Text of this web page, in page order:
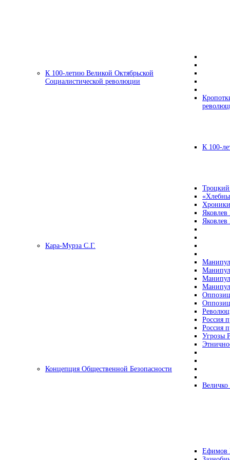
К 100-летию Великой Октябрьской
Социалистической революции
К 100-
Кара-Мурза С.Г.
Россия
Россия
Угрозы
Концепция Общественной Безопасности
Ефимов